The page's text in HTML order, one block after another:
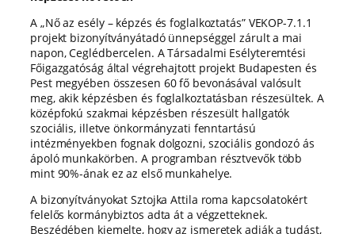
A „Nő az esély – képzés és foglalkoztatás” VEKOP-7.1.1
projekt bizonyítványátadó ünnepséggel zárult a mai
napon, Ceglédbercelen. A Társadalmi Esélyteremtési
Főigazgatóság által végrehajtott projekt Budapesten és
Pest megyében összesen 60 fő bevonásával valósult
meg, akik képzésben és foglalkoztatásban részesültek. A
középfokú szakmai képzésben részesült hallgatók
szociális, illetve önkormányzati fenntartású
intézményekben fognak dolgozni, szociális gondozó ás
ápoló munkakörben. A programban résztvevők több
mint 90%-ának ez az első munkahelye.
A bizonyítványokat Sztojka Attila roma kapcsolatokért
felelős kormánybiztos adta át a végzetteknek.
Beszédében kiemelte, hogy az ismeretek adják a tudást,